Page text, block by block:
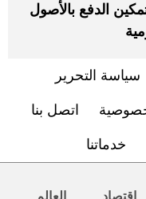
الدفع بالأصول
سياسة التحرير
اتصل بنا
خدماتنا
اقتصاد العالم